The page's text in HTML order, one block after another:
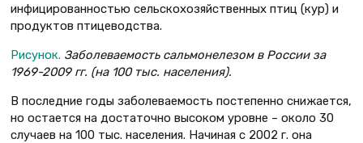
инфицированностью сельскохозяйственных птиц (кур) и
продуктов птицеводства.
Рисунок. Заболеваемость сальмонелезом в России за
1969-2009 гг. (на 100 тыс. населения).
В последние годы заболеваемость постепенно снижается,
но остается на достаточно высоком уровне – около 30
случаев на 100 тыс. населения. Начиная с 2002 г. она